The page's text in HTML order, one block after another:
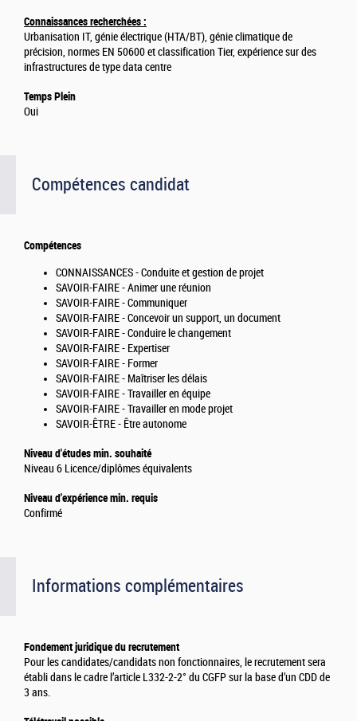
Connaissances recherchées :
Urbanisation IT, génie électrique (HTA/BT), génie climatique de
précision, normes EN 50600 et classification Tier, expérience sur des
infrastructures de type data centre
Temps Plein
Oui
Compétences candidat
Compétences
CONNAISSANCES - Conduite et gestion de projet
SAVOIR-FAIRE - Animer une réunion
SAVOIR-FAIRE - Communiquer
SAVOIR-FAIRE - Concevoir un support, un document
SAVOIR-FAIRE - Conduire le changement
SAVOIR-FAIRE - Expertiser
SAVOIR-FAIRE - Former
SAVOIR-FAIRE - Maîtriser les délais
SAVOIR-FAIRE - Travailler en équipe
SAVOIR-FAIRE - Travailler en mode projet
SAVOIR-ÊTRE - Être autonome
Niveau d'études min. souhaité
Niveau 6 Licence/diplômes équivalents
Niveau d'expérience min. requis
Confirmé
Informations complémentaires
Fondement juridique du recrutement
Pour les candidates/candidats non fonctionnaires, le recrutement sera
établi dans le cadre l’article L332-2-2° du CGFP sur la base d’un CDD de
3 ans.